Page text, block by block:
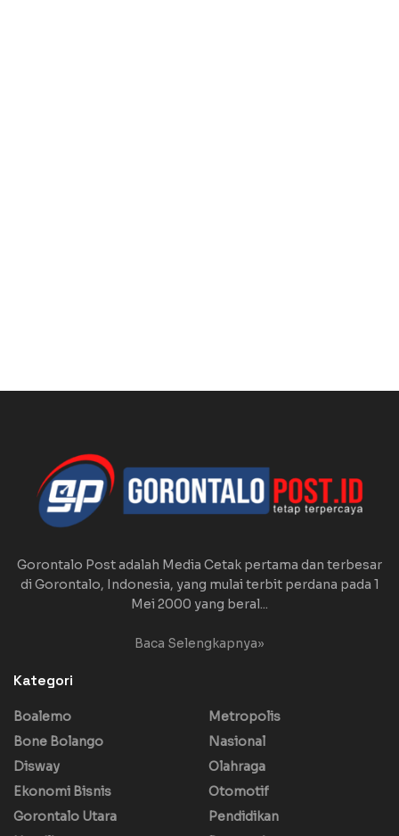
Gorontalo Post adalah Media Cetak pertama dan terbesar
di Gorontalo, Indonesia, yang mulai terbit perdana pada 1
Mei 2000 yang beral...
Baca Selengkapnya»
Kategori
Boalemo
Bone Bolango
Disway
Ekonomi Bisnis
Gorontalo Utara
Metropolis
Nasional
Olahraga
Otomotif
Pendidikan